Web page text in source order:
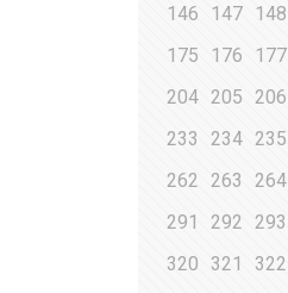
146
147 148
175
176 177
204 205 206
233
234 235
262
263 264
291
292 293
320
321 322